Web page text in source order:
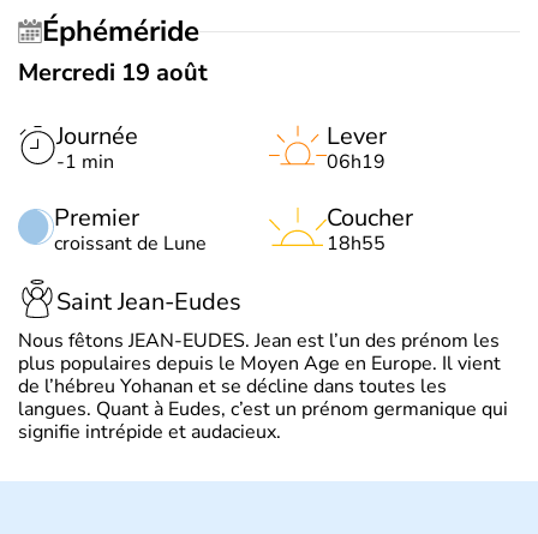
Éphéméride
Mercredi 19 août
Journée
-1 min
Premier
croissant de Lune
Lever
06h19
Coucher
18h55
Saint Jean-Eudes
Nous fêtons JEAN-EUDES. Jean est l’un des prénom les
plus populaires depuis le Moyen Age en Europe. Il vient
de l’hébreu Yohanan et se décline dans toutes les
langues. Quant à Eudes, c’est un prénom germanique qui
signifie intrépide et audacieux.